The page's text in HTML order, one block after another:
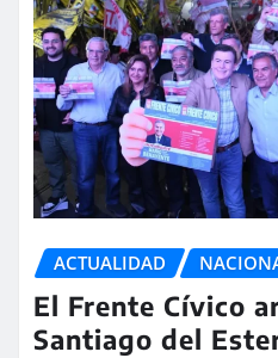
ACTUALIDAD
El Frente Cívico
Santiago del